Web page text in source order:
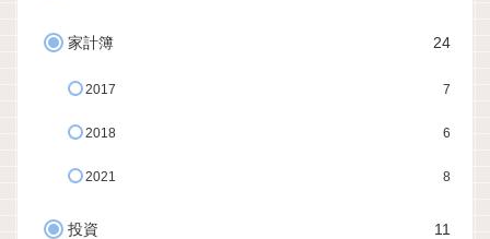
家計簿 24
2017 7
2018 6
2021 8
投資 11